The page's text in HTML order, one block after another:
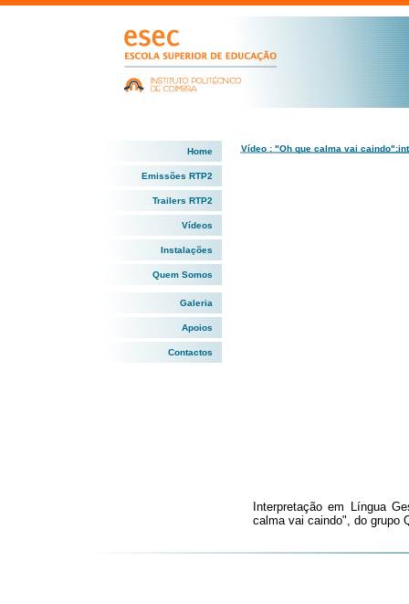
Home
Emissões RTP2
Trailers RTP2
Vídeos
Instalações
Quem Somos
Galeria
Apoios
Contactos
Vídeo : "Oh que calma vai
Interpretação em Língua
calma vai caindo", do grupo